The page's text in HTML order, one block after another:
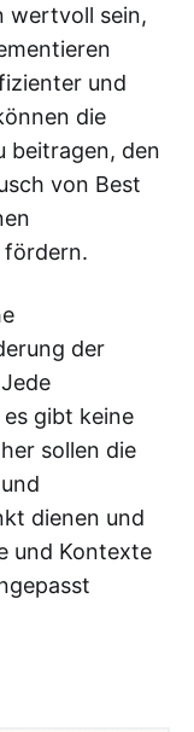
wertvoll sein,
und
die
beitragen, den
von Best
fördern.
der
gibt keine
sollen die
dienen und
und Kontexte